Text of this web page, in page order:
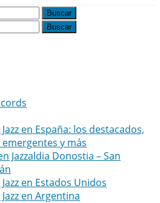
en España: los destacados,
y más
Jazzaldia Donostia – San
en Estados Unidos
en Argentina